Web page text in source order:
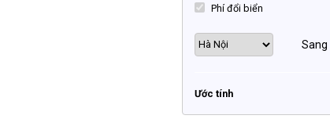
Phí đổi biển
Sang
Ước tính